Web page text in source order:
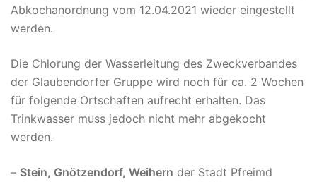
Abkochanordnung vom 12.04.2021 wieder eingestellt
werden.
Die Chlorung der Wasserleitung des Zweckverbandes
der Glaubendorfer Gruppe wird noch für ca. 2 Wochen
für folgende Ortschaften aufrecht erhalten. Das
Trinkwasser muss jedoch nicht mehr abgekocht
werden.
– Stein, Gnötzendorf, Weihern der Stadt Pfreimd